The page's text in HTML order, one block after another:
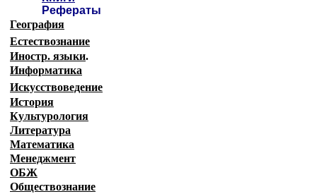
Рефераты
География
Естествознание
Иностр. языки.
Информатика
Искусствоведение
История
Культурология
Литература
Математика
Менеджмент
ОБЖ
Обществознание